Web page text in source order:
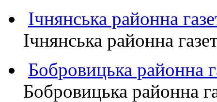
Ічнянська районна
Ічнянська районна
Бобровицька
Бобровицька